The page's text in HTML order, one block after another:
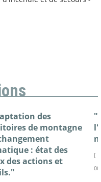
des
de montagne
: état des
des actions et
[